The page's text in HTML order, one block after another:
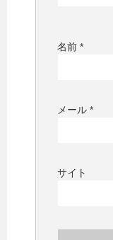
名前 *
メール *
サイト